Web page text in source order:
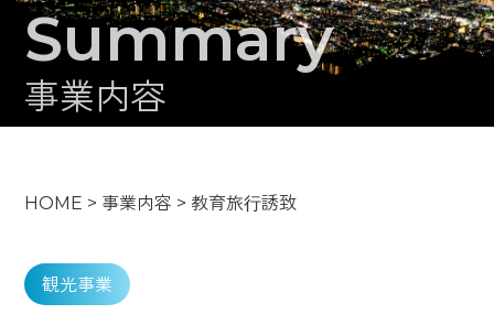
Summary
事業内容
HOME > 事業内容 > 教育旅⾏誘致
観光事業